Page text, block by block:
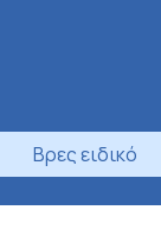
Βρες ειδικό